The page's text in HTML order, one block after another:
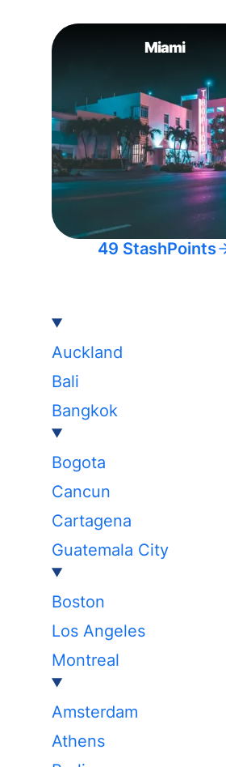
Miami
49 StashPoints
Auckland
Bali
Bangkok
Bogota
Cancun
Cartagena
Guatemala City
Boston
Los Angeles
Montreal
Amsterdam
Athens